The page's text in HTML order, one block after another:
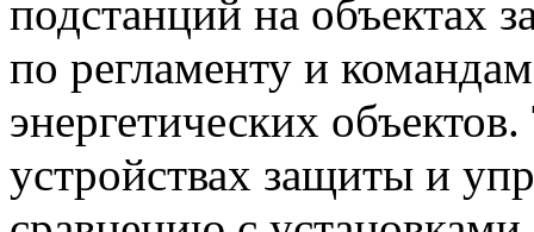
подстанций на объектах
по регламенту и
энергетических
устройствах защиты и